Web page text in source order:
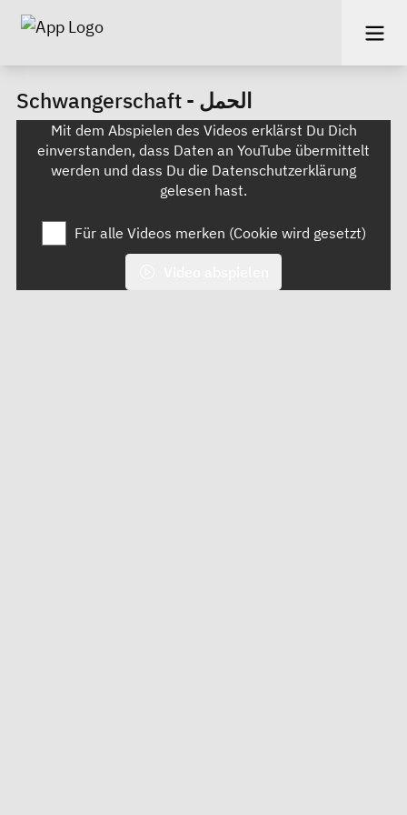
Schwangerschaft - الحمل
Mit dem Abspielen des Videos erklärst Du Dich
einverstanden, dass Daten an YouTube übermittelt
werden und dass Du die Datenschutzerklärung
gelesen hast.
Für alle Videos merken (Cookie wird gesetzt)